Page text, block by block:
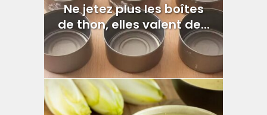
Ne jetez plus les boîtes
de thon, elles valent de...